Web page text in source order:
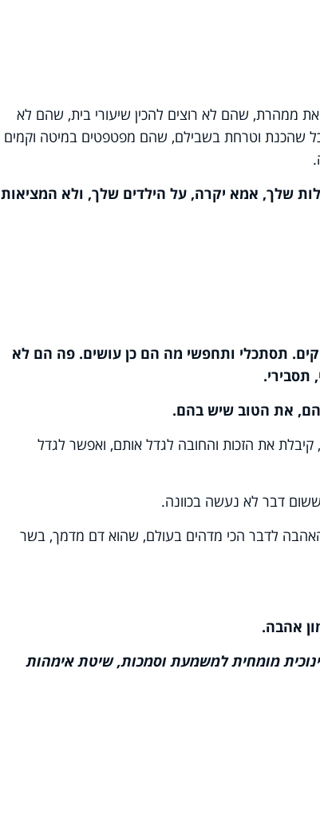
ממהרת, שהם לא רוצים להכין שיעורי בית, שהם לא
שהכנת וטרחת בשבילם, שהם מפטפטים במיטה וקמים
שלך, אמא יקרה, על הילדים שלך, ולא המציאות
תסתכלי ותחפשי מה הם כן עושים. פה הם לא
את הטוב שיש בהם.
את הזכות והחובה לגדל אותם, ואפשר לגדל
דבר לא נעשה בכוונה.
לדבר הכי מדהים בעולם, שהוא דם מדמך, בשר
אהבה.
מומחית למשמעת וסמכות, שיטת אימהות